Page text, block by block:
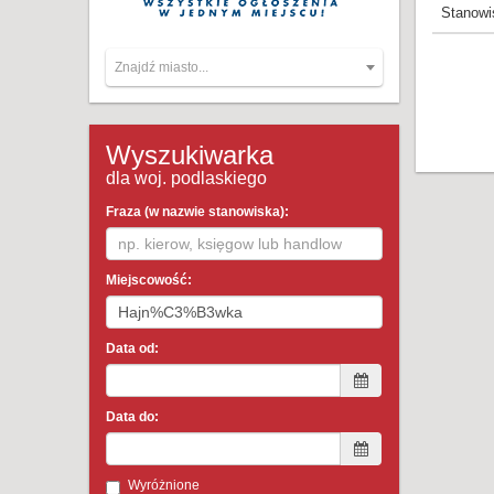
Znajdź miasto...
Wyszukiwarka
dla woj. podlaskiego
Fraza (w nazwie stanowiska):
Miejscowość:
Data od:
Data do:
Wyróżnione